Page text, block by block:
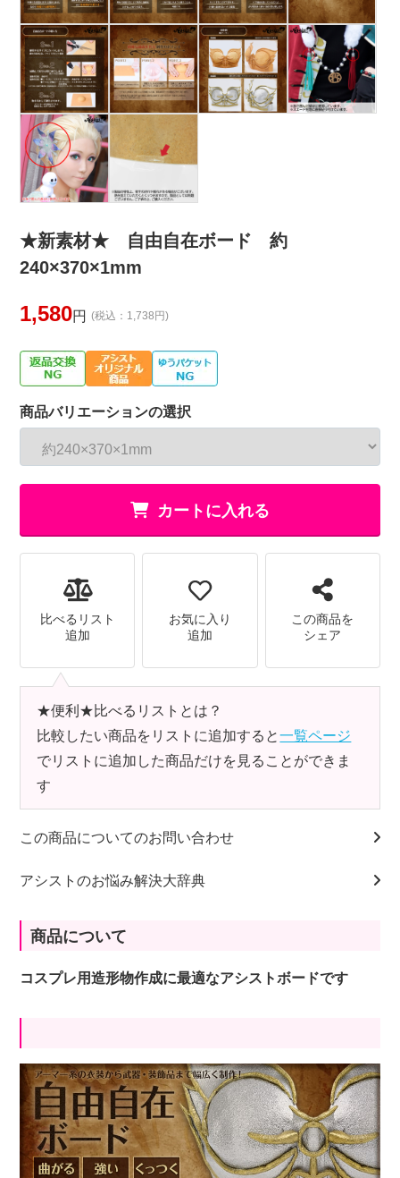
★新素材★ 自由自在ボード 約
240×370×1mm
1,580円 (税込：1,738円)
商品バリエーションの選択
カートに入れる
比べるリスト
追加
お気に入り
追加
この商品を
シェア
★便利★比べるリストとは？
比較したい商品をリストに追加すると一覧ページ
でリストに追加した商品だけを見ることができま
す
この商品についてのお問い合わせ
アシストのお悩み解決大辞典
商品について
コスプレ用造形物作成に最適なアシストボードです